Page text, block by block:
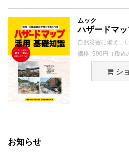
ムック
ハザードマ
自然災害に備え、
価格: 990円（税込
シ
お知らせ